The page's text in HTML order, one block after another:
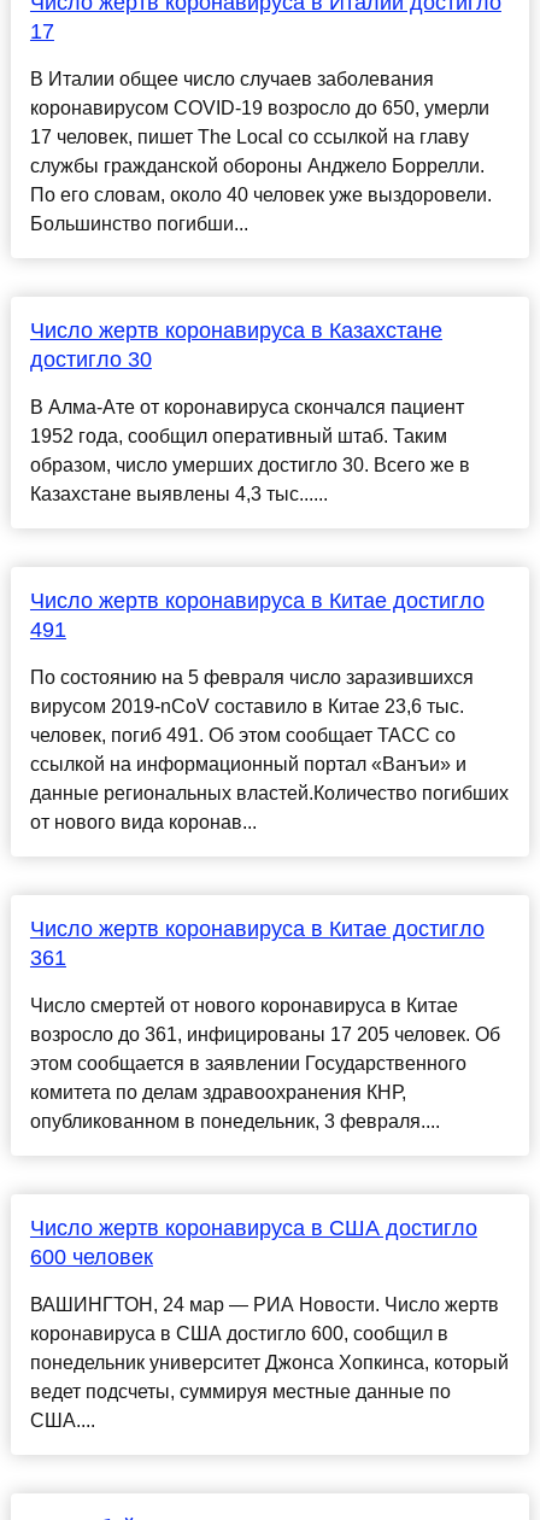
17
В Италии общее число случаев заболевания
коронавирусом COVID-19 возросло до 650, умерли
17 человек, пишет The Local со ссылкой на главу
службы гражданской обороны Анджело Боррелли.
По его словам, около 40 человек уже выздоровели.
Большинство погибши...
Число жертв коронавируса в Казахстане
достигло 30
В Алма-Ате от коронавируса скончался пациент
1952 года, сообщил оперативный штаб. Таким
образом, число умерших достигло 30. Всего же в
Казахстане выявлены 4,3 тыс......
Число жертв коронавируса в Китае достигло
491
По состоянию на 5 февраля число заразившихся
вирусом 2019-nCoV составило в Китае 23,6 тыс.
человек, погиб 491. Об этом сообщает ТАСС со
ссылкой на информационный портал «Ванъи» и
данные региональных властей.Количество погибших
от нового вида коронав...
Число жертв коронавируса в Китае достигло
361
Число смертей от нового коронавируса в Китае
возросло до 361, инфицированы 17 205 человек. Об
этом сообщается в заявлении Государственного
комитета по делам здравоохранения КНР,
опубликованном в понедельник, 3 февраля....
Число жертв коронавируса в США достигло
600 человек
ВАШИНГТОН, 24 мар — РИА Новости. Число жертв
коронавируса в США достигло 600, сообщил в
понедельник университет Джонса Хопкинса, который
ведет подсчеты, суммируя местные данные по
США....